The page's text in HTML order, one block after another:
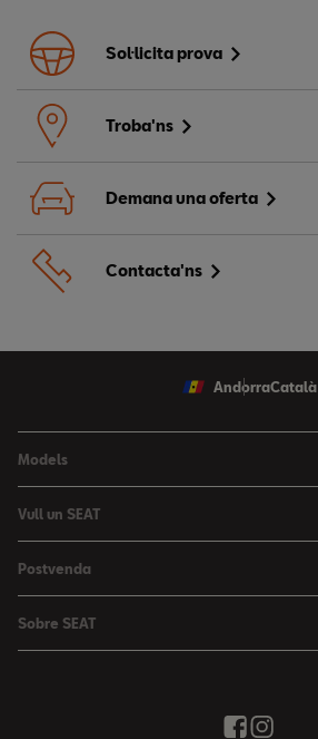
Sol·licita prova
Troba'ns
Demana una oferta
Contacta'ns
AndorraCatalà
Models
Nou Arona
León
León Sportstourer
Nou Ateca
Vull un SEAT
Vehicle d'Ocasió
Prova un SEAT
Postvenda
Reserva Cita Taller
Sobre SEAT